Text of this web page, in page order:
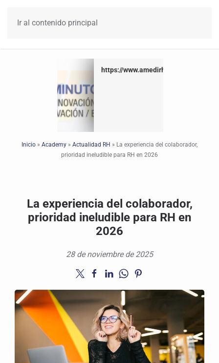
Ir al contenido principal
https://www.amedirh.com.mx
https://www.amedirh.com.mx
Inicio » Academy » Actualidad RH » La experiencia del colaborador,
prioridad ineludible para RH en 2026
La experiencia del colaborador,
prioridad ineludible para RH en
2026
28 de noviembre de 2025